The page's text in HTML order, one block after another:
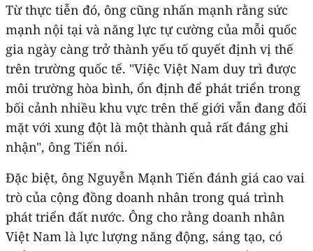
Từ thực tiễn đó, ông cũng nhấn mạnh rằng sức
mạnh nội tại và năng lực tự cường của mỗi quốc
gia ngày càng trở thành yếu tố quyết định vị thế
trên trường quốc tế. "Việc Việt Nam duy trì được
môi trường hòa bình, ổn định để phát triển trong
bối cảnh nhiều khu vực trên thế giới vẫn đang đối
mặt với xung đột là một thành quả rất đáng ghi
nhận", ông Tiến nói.
Đặc biệt, ông Nguyễn Mạnh Tiến đánh giá cao vai
trò của cộng đồng doanh nhân trong quá trình
phát triển đất nước. Ông cho rằng doanh nhân
Việt Nam là lực lượng năng động, sáng tạo, có